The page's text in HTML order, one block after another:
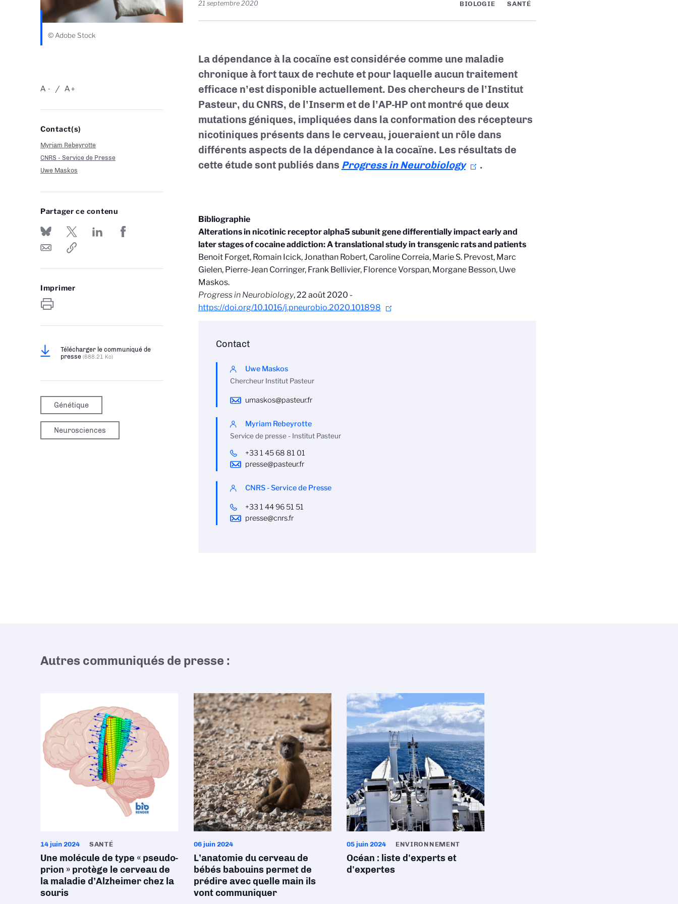
© Adobe Stock
-
A +
A
Contact(s)
Myriam Rebeyrotte
CNRS - Service de Presse
Uwe Maskos
Partager ce contenu
Imprimer
Télécharger le communiqué de
presse (688.21 Ko)
Génétique
Neurosciences
21 septembre 2020 BIOLOGIE SANTÉ
La dépendance à la cocaïne est considérée comme une maladie
chronique à fort taux de rechute et pour laquelle aucun traitement
efficace n’est disponible actuellement. Des chercheurs de l’Institut
Pasteur, du CNRS, de l’Inserm et de l’AP-HP ont montré que deux
mutations géniques, impliquées dans la conformation des récepteurs
nicotiniques présents dans le cerveau, joueraient un rôle dans
différents aspects de la dépendance à la cocaïne. Les résultats de
cette étude sont publiés dans Progress in Neurobiology .
Bibliographie
Alterations in nicotinic receptor alpha5 subunit gene differentially impact early and
later stages of cocaine addiction: A translational study in transgenic rats and patients
Benoit Forget, Romain Icick, Jonathan Robert, Caroline Correia, Marie S. Prevost, Marc
Gielen, Pierre-Jean Corringer, Frank Bellivier, Florence Vorspan, Morgane Besson, Uwe
Maskos.
Progress in Neurobiology, 22 août 2020 -
https://doi.org/10.1016/j.pneurobio.2020.101898
Contact
Uwe Maskos
Chercheur Institut Pasteur
umaskos@pasteur.fr
Myriam Rebeyrotte
Service de presse - Institut Pasteur
+33 1 45 68 81 01
presse@pasteur.fr
CNRS - Service de Presse
+33 1 44 96 51 51
presse@cnrs.fr
Autres communiqués de presse :
14 juin 2024 SANTÉ
Une molécule de type « pseudo-
prion » protège le cerveau de
la maladie d’Alzheimer chez la
souris
06 juin 2024
L’anatomie du cerveau de
bébés babouins permet de
prédire avec quelle main ils
vont communiquer
05 juin 2024 ENVIRONNEMENT
Océan : liste d'experts et
d'expertes